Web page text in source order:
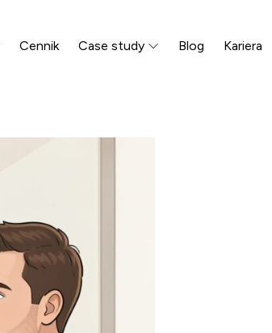
Cennik Case study Blog Kariera